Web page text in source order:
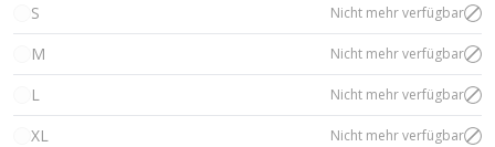
S
Nicht mehr verfügbar
M Nicht mehr verfügbar
L Nicht mehr verfügbar
XL Nicht mehr verfügbar